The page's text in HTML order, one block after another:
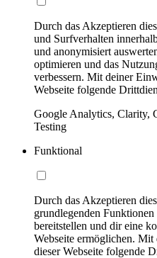
Durch das Akzeptieren
und Surfverhalten
und anonymisiert
optimieren und das
verbessern. Mit deiner
Webseite folgende
Google Analytics, Clarity,
Testing
Funktional
Durch das Akzeptieren
grundlegenden Funktionen
bereitstellen und dir eine
Webseite ermöglichen.
dieser Webseite folgende